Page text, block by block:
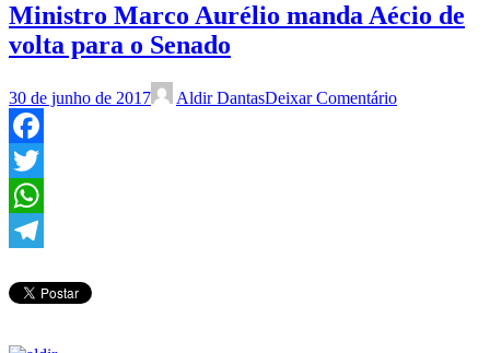
Ministro Marco Aurélio manda Aécio de
volta para o Senado
30 de junho de 2017 Aldir DantasDeixar Comentário
Facebook
Twitter
WhatsApp